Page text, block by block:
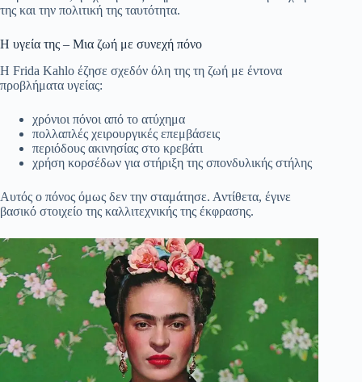
της και την πολιτική της ταυτότητα.
Η υγεία της – Mια ζωή με συνεχή πόνο
Η Frida Kahlo έζησε σχεδόν όλη της τη ζωή με έντονα
προβλήματα υγείας:
χρόνιοι πόνοι από το ατύχημα
πολλαπλές χειρουργικές επεμβάσεις
περιόδους ακινησίας στο κρεβάτι
χρήση κορσέδων για στήριξη της σπονδυλικής στήλης
Αυτός ο πόνος όμως δεν την σταμάτησε. Αντίθετα, έγινε
βασικό στοιχείο της καλλιτεχνικής της έκφρασης.